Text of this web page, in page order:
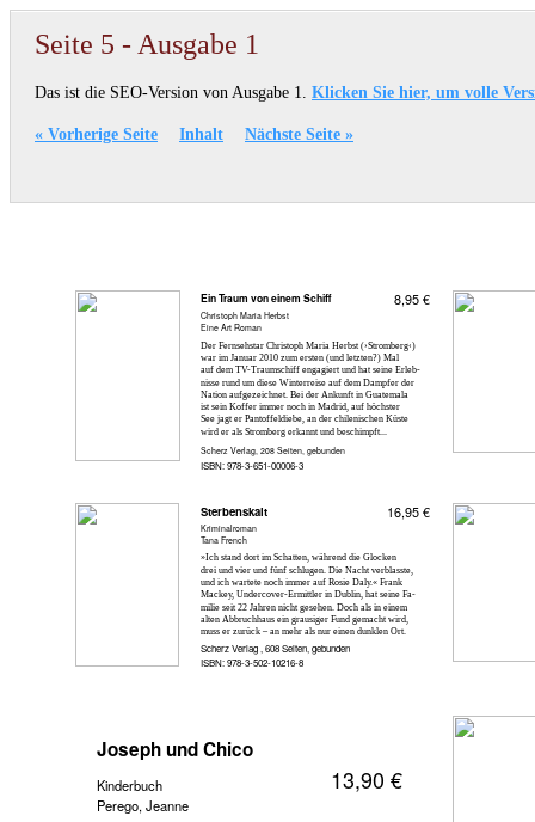
Seite 5 - Ausgabe 1
Das ist die SEO-Version von Ausgabe 1. Klicken Sie hier, um volle
« Vorherige Seite Inhalt Nächste Seite »
Ein Traum von einem Schiff
Christoph Maria Herbst
Eine Art Roman
Der Fernsehstar Christoph Maria Herbst (›Stromberg‹)
war im Januar 2010 zum ersten (und letzten?) Mal
auf dem TV-Traumschiff engagiert und hat seine Erleb-
nisse rund um diese Winterreise auf dem Dampfer der
Nation aufgezeichnet. Bei der Ankunft in Guatemala
ist sein Koffer immer noch in Madrid, auf höchster
See jagt er Pantoffeldiebe, an der chilenischen Küste
wird er als Stromberg erkannt und beschimpft...
Scherz Verlag, 208 Seiten, gebunden
ISBN: 978-3-651-00006-3
Sterbenskalt
Kriminalroman
Tana French
»Ich stand dort im Schatten, während die Glocken
drei und vier und fünf schlugen. Die Nacht verblasste,
und ich wartete noch immer auf Rosie Daly.« Frank
Mackey, Undercover-Ermittler in Dublin, hat seine Fa-
milie seit 22 Jahren nicht gesehen. Doch als in einem
alten Abbruchhaus ein grausiger Fund gemacht wird,
muss er zurück – an mehr als nur einen dunklen Ort.
Scherz Verlag , 608 Seiten, gebunden
ISBN: 978-3-502-10216-8
16,95 €
8,95 €
Joseph und Chico
Kinderbuch
Perego, Jeanne
13,90 €